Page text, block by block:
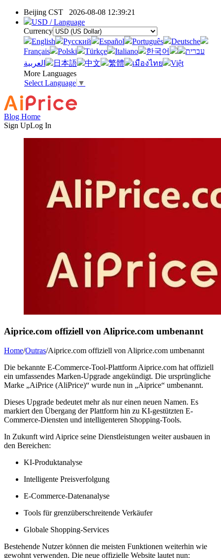
Beijing CST 2026-08-08 12:39:21
USD / Language
Currency
English
Pусский Español Português
Deutsche
Français
Polski Türkçe Italiano 한국어
עברית
العربية
日本語 中文 繁體 เมืองไทย
Việt
More Languages
Select Language ▼
Blog Home
Sign UpLog In
Aiprice.com offiziell von Aliprice.com umbenannt
Home/Outras/Aiprice.com offiziell von Aliprice.com umbenannt
Die bekannte E-Commerce-Tool-Plattform Aiprice.com hat offiziell
ein umfassendes Marken-Upgrade angekündigt. Die ursprüngliche
Marke „AiPrice (AliPrice)“ wurde nun in „Aiprice“ umbenannt.
Dieses Upgrade bedeutet mehr als nur einen neuen Namen. Es
markiert den Übergang der Plattform hin zu KI-gestützten E-
Commerce-Diensten und intelligenteren Shopping-Tools.
In Zukunft wird Aiprice seine Dienstleistungen weiter ausbauen in
den Bereichen:
KI-Produktanalyse
Intelligente Preisverfolgung
E-Commerce-Datenanalyse
Tools für grenzüberschreitende Verkäufer
Globale Shopping-Services
Bestehende Nutzer können die meisten Funktionen weiterhin wie
gewohnt verwenden. Die neue offizielle Website lautet nun: